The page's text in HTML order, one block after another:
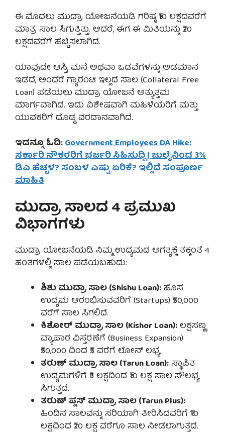
ಈ ಮೊದಲು ಮುದ್ರಾ ಯೋಜನೆಯಡಿ ಗರಿಷ್ಠ ₹10 ಲಕ್ಷದವರೆಗೆ
ಮಾತ್ರ ಸಾಲ ಸಿಗುತ್ತಿತ್ತು. ಆದರೆ, ಈಗ ಈ ಮಿತಿಯನ್ನು ₹20
ಲಕ್ಷದವರೆಗೆ ಹೆಚ್ಚಿಸಲಾಗಿದೆ.
ಯಾವುದೇ ಆಸ್ತಿ, ಮನೆ ಅಥವಾ ಒಡವೆಗಳನ್ನು ಅಡಮಾನ
ಇಡದೆ, ಅಂದರೆ ಗ್ಯಾರಂಟಿ ಇಲ್ಲದೆ ಸಾಲ (Collateral Free
Loan) ಪಡೆಯಲು ಮುದ್ರಾ ಯೋಜನೆ ಅತ್ಯುತ್ತಮ
ಮಾರ್ಗವಾಗಿದೆ. ಇದು ವಿಶೇಷವಾಗಿ ಮಹಿಳೆಯರಿಗೆ ಮತ್ತು
ಯುವಕರಿಗೆ ದೊಡ್ಡ ವರದಾನವಾಗಿದೆ.
ಇದನ್ನೂ ಓದಿ:Government Employees DA Hike:
ಸರ್ಕಾರಿ ನೌಕರರಿಗೆ ಭರ್ಜರಿ ಸಿಹಿಸುದ್ದಿ | ಜುಲೈನಿಂದ 3%
ಡಿಎ ಹೆಚ್ಚಳ? ಸಂಬಳ ಎಷ್ಟು ಏರಿಕೆ? ಇಲ್ಲಿದೆ ಸಂಪೂರ್ಣ
ಮಾಹಿತಿ
ಮುದ್ರಾ ಸಾಲದ 4 ಪ್ರಮುಖ
ವಿಭಾಗಗಳು
ಮುದ್ರಾ ಯೋಜನೆಯಡಿ ನಿಮ್ಮ ಉದ್ಯಮದ ಅಗತ್ಯಕ್ಕೆ ತಕ್ಕಂತೆ 4
ಹಂತಗಳಲ್ಲಿ ಸಾಲ ಪಡೆಯಬಹುದು:
ಶಿಶು ಮುದ್ರಾ ಸಾಲ (Shishu Loan):ಹೊಸ
ಉದ್ಯಮ ಆರಂಭಿಸುವವರಿಗೆ (Startups) ₹50,000
ವರೆಗೆ ಸಾಲ ಸಿಗಲಿದೆ.
ಕಿಶೋರ್ ಮುದ್ರಾ ಸಾಲ (Kishor Loan):ಲಕ್ಷಸಣ್ಣ
ವ್ಯಾಪಾರ ವಿಸ್ತರಣೆಗೆ (Business Expansion)
₹50,000 ದಿಂದ ₹5 ವರೆಗೆ ಲೋನ್ ಲಭ್ಯ
ತರುಣ್ ಮುದ್ರಾ ಸಾಲ (Tarun Loan):ಸ್ಥಾಪಿತ
ಉದ್ಯಮಗಳಿಗೆ ₹5 ಲಕ್ಷದಿಂದ ₹10 ಲಕ್ಷ ಸಾಲ ಸೌಲಭ್ಯ
ಸಿಗುತ್ತದೆ.
ತರುಣ್ ಪ್ಲಸ್ ಮುದ್ರಾ ಸಾಲ (Tarun Plus):
ಹಿಂದಿನ ಸಾಲವನ್ನು ಸರಿಯಾಗಿ ತೀರಿಸಿದವರಿಗೆ ₹10
ಲಕ್ಷದಿಂದ ₹20 ಲಕ್ಷ ವರೆಗೂ ಸಾಲ ನೀಡಲಾಗುತ್ತದೆ.